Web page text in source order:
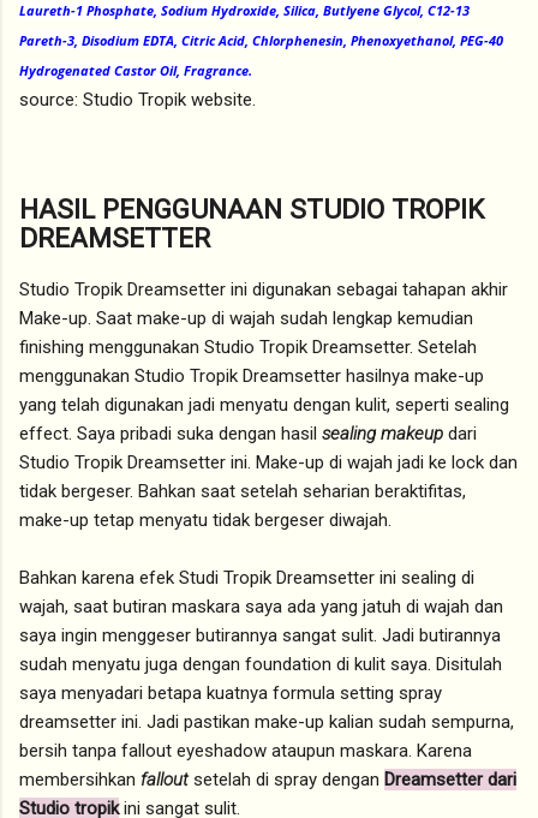
Laureth-1 Phosphate, Sodium Hydroxide, Silica, Butlyene Glycol, C12-13
Pareth-3, Disodium EDTA, Citric Acid, Chlorphenesin, Phenoxyethanol, PEG-40
Hydrogenated Castor Oil, Fragrance.
source: Studio Tropik website.
HASIL PENGGUNAAN STUDIO TROPIK
DREAMSETTER
Studio Tropik Dreamsetter ini digunakan sebagai tahapan akhir
Make-up. Saat make-up di wajah sudah lengkap kemudian
finishing menggunakan Studio Tropik Dreamsetter. Setelah
menggunakan Studio Tropik Dreamsetter hasilnya make-up
yang telah digunakan jadi menyatu dengan kulit, seperti sealing
effect. Saya pribadi suka dengan hasil sealing makeup dari
Studio Tropik Dreamsetter ini. Make-up di wajah jadi ke lock dan
tidak bergeser. Bahkan saat setelah seharian beraktifitas,
make-up tetap menyatu tidak bergeser diwajah.
Bahkan karena efek Studi Tropik Dreamsetter ini sealing di
wajah, saat butiran maskara saya ada yang jatuh di wajah dan
saya ingin menggeser butirannya sangat sulit. Jadi butirannya
sudah menyatu juga dengan foundation di kulit saya. Disitulah
saya menyadari betapa kuatnya formula setting spray
dreamsetter ini. Jadi pastikan make-up kalian sudah sempurna,
bersih tanpa fallout eyeshadow ataupun maskara. Karena
membersihkan falloutsetelah di spray dengan Dreamsetter dari
Studio tropikini sangat sulit.